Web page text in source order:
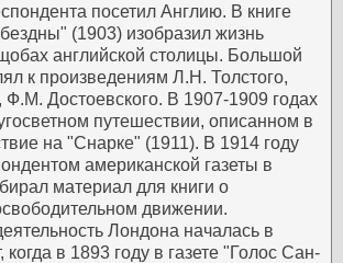
посетил Англию. В книге
(1903) изобразил жизнь
английской столицы. Большой
к произведениям Л.Н. Толстого,
Ф.М. Достоевского. В 1907-1909 годах
путешествии, описанном в
на "Снарке" (1911). В 1914 году
американской газеты в
материал для книги о
движении.
Лондона началась в
когда в 1893 году в газете "Голос Сан-